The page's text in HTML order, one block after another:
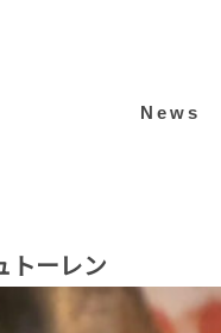
News
トーレン